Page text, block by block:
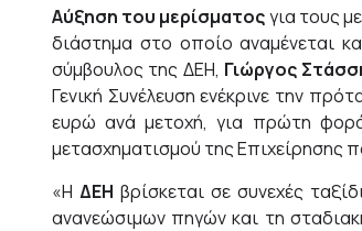
Αύξηση του μερίσματοςγια τους
διάστημα στο οποίο αναμένεται
σύμβουλος της ΔΕΗ, Γιώργος
Γενική Συνέλευση ενέκρινε την
ευρώ ανά μετοχή, για πρώτη
μετασχηματισμού της Επιχείρησης
«Η ΔΕΗ βρίσκεται σε συνεχές
ανανεώσιμων πηγών και τη